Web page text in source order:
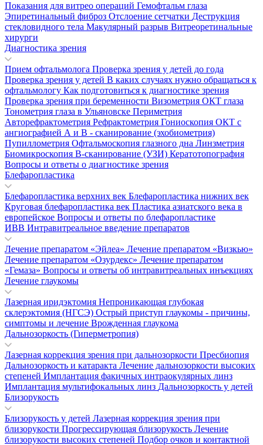
Показания для витрео операций Гемофтальм глаза
Эпиретинальный фиброз Отслоение сетчатки Деструкция
стекловидного тела Макулярный разрыв Витреоретинальные
хирурги
Диагностика зрения
Прием офтальмолога Проверка зрения у детей до года
Проверка зрения у детей В каких случаях нужно обращаться к
офтальмологу Как подготовиться к диагностике зрения
Проверка зрения при беременности Визометрия ОКТ глаза
Тонометрия глаза в Ульяновске Периметрия
Авторефрактометрия Рефрактометрия Гониоскопия ОКТ с
ангиографией А и В - сканирование (эхобиометрия)
Пупиллометрия Офтальмоскопия глазного дна Линзметрия
Биомикроскопия В-сканирование (УЗИ) Кератотопография
Вопросы и ответы о диагностике зрения
Блефаропластика
Блефаропластика верхних век Блефаропластика нижних век
Круговая блефаропластика век Пластика азиатского века в
европейское Вопросы и ответы по блефаропластике
ИВВ Интравитреальное введение препаратов
Лечение препаратом «Эйлеа» Лечение препаратом «Визкью»
Лечение препаратом «Озурдекс» Лечение препаратом
«Гемаза» Вопросы и ответы об интравитреальных инъекциях
Лечение глаукомы
Лазерная иридэктомия Непроникающая глубокая
склерэктомия (НГСЭ) Острый приступ глаукомы - причины,
симптомы и лечение Врожденная глаукома
Дальнозоркость (Гиперметропия)
Лазерная коррекция зрения при дальнозоркости Пресбиопия
Дальнозоркость и катаракта Лечение дальнозоркости высоких
степеней Имплантация факичных интраокулярных линз
Имплантация мультифокальных линз Дальнозоркость у детей
Близорукость
Близорукость у детей Лазерная коррекция зрения при
близорукости Прогрессирующая близорукость Лечение
близорукости высоких степеней Подбор очков и контактной